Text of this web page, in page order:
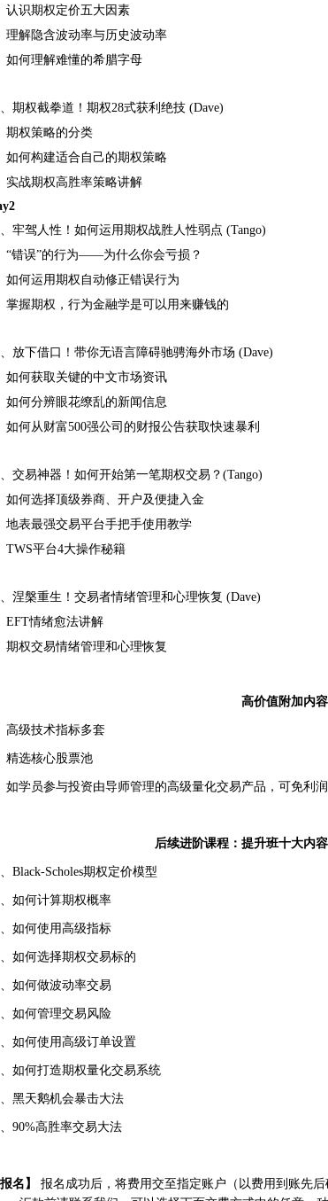
认识期权定价五大因素
理解隐含波动率与历史波动率
如何理解难懂的希腊字母
期权截拳道！期权28式获利绝技 (Dave)
期权策略的分类
如何构建适合自己的期权策略
实战期权高胜率策略讲解
牢驾人性！如何运用期权战胜人性弱点 (Tango)
“错误”的行为——为什么你会亏损？
如何运用期权自动修正错误行为
掌握期权，行为金融学是可以用来赚钱的
放下借口！带你无语言障碍驰骋海外市场 (Dave)
如何获取关键的中文市场资讯
如何分辨眼花缭乱的新闻信息
如何从财富500强公司的财报公告获取快速暴利
交易神器！如何开始第一笔期权交易？(Tango)
如何选择顶级券商、开户及便捷入金
地表最强交易平台手把手使用教学
TWS平台4大操作秘籍
涅槃重生！交易者情绪管理和心理恢复 (Dave)
EFT情绪愈法讲解
期权交易情绪管理和心理恢复
高价值附加内容
高级技术指标多套
精选核心股票池
如学员参与投资由导师管理的高级量化交易产品，可免利润
后续进阶课程： 提升班十大内
Black-Scholes期权定价模型
如何计算期权概率
如何使用高级指标
如何选择期权交易标的
如何做波动率交易
如何管理交易风险
如何使用高级订单设置
如何打造期权量化交易系统
黑天鹅机会暴击大法
90%高胜率交易大法
报名 】
报名成功后，将费用交至指定账户（以费用到账先